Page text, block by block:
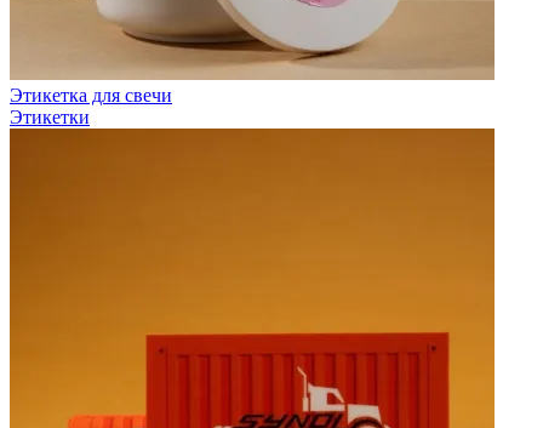
Этикетка для свечи
Этикетки